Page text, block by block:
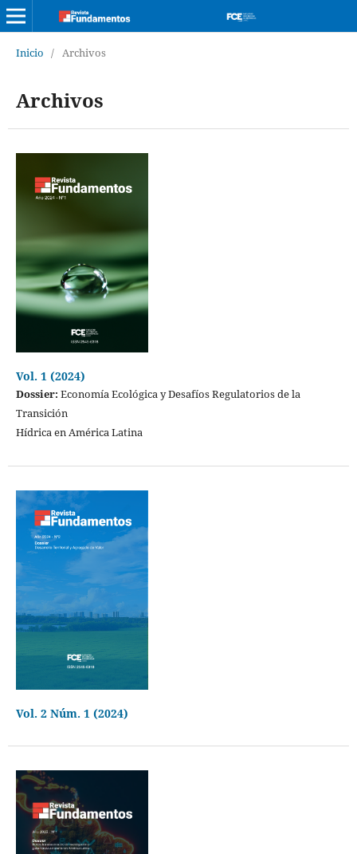
Inicio / Archivos
Archivos
Vol. 1 (2024)
Dossier: Economía Ecológica y Desafíos Regulatorios de la
Transición
Hídrica en América Latina
Vol. 2 Núm. 1 (2024)